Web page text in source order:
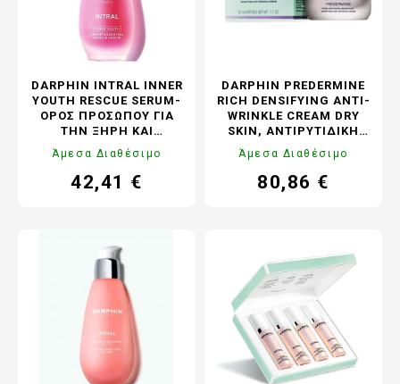
DARPHIN INTRAL INNER
YOUTH RESCUE SERUM-
ΟΡΌΣ ΠΡΟΣΏΠΟΥ ΓΙΑ
ΤΗΝ ΞΗΡΉ ΚΑΙ
ΕΥΑΊΣΘΗΤΗ
ΕΠΙΔΕΡΜΊΔΑ, 30ML
Άμεσα Διαθέσιμο
Τιμή
42,41 €
DARPHIN PREDERMINE
RICH DENSIFYING ANTI-
WRINKLE CREAM DRY
SKIN, ΑΝΤΙΡΥΤΙΔΙΚΉ
ΚΡΈΜΑ ΠΡΟΣΏΠΟΥ ΓΙΑ
ΞΗΡΌ ΔΈΡΜΑ, 50ML
Άμεσα Διαθέσιμο
Τιμή
80,86 €